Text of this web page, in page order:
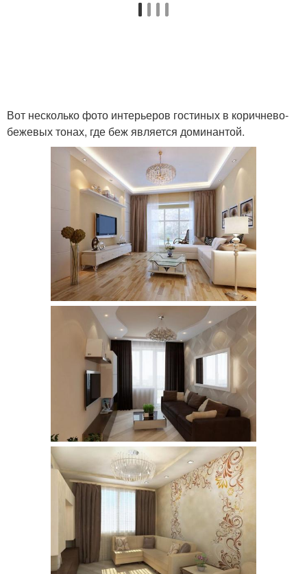
Вот несколько фото интерьеров гостиных в коричнево-
бежевых тонах, где беж является доминантой.